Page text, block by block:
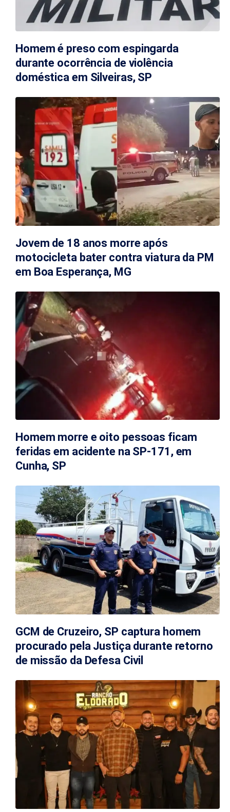
Homem é preso com espingarda
durante ocorrência de violência
doméstica em Silveiras, SP
Jovem de 18 anos morre após
motocicleta bater contra viatura da PM
em Boa Esperança, MG
Homem morre e oito pessoas ficam
feridas em acidente na SP-171, em
Cunha, SP
GCM de Cruzeiro, SP captura homem
procurado pela Justiça durante retorno
de missão da Defesa Civil